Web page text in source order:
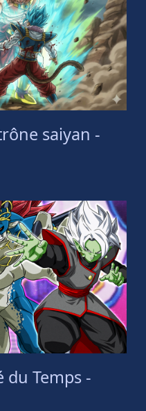
saiyan -
du Temps -